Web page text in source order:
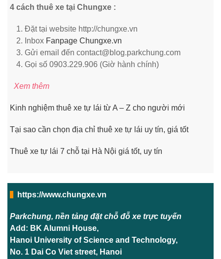
4 cách thuê xe tại Chungxe :
Đặt tại website http://chungxe.vn
Inbox Fanpage Chungxe.vn
Gửi email đến contact@blog.parkchung.com
Gọi số 0903.229.906 (Giờ hành chính)
Xem thêm
Kinh nghiệm thuê xe tự lái từ A – Z cho người mới
Tại sao cần chọn địa chỉ thuê xe tự lái uy tín, giá tốt
Thuê xe tự lái 7 chỗ tại Hà Nội giá tốt, uy tín
https://www.chungxe.vn
Parkchung, nền tảng đặt chỗ đỗ xe trực tuyến
Add: BK Alumni House,
Hanoi University of Science and Technology,
No. 1 Dai Co Viet street, Hanoi